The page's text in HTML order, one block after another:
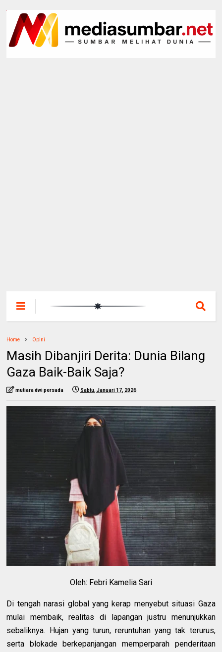
Home Opini
Masih Dibanjiri Derita: Dunia Bilang
Gaza Baik-Baik Saja?
mutiara dwi persada Sabtu, Januari 17, 2026
Oleh: Febri Kamelia Sari
Di tengah narasi global yang kerap menyebut situasi Gaza
mulai membaik, realitas di lapangan justru menunjukkan
sebaliknya. Hujan yang turun, reruntuhan yang tak terurus,
serta blokade berkepanjangan memperparah penderitaan